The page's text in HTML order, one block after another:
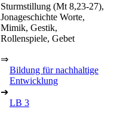
Sturmstillung (Mt 8,23-27),
Jonageschichte Worte,
Mimik, Gestik,
Rollenspiele, Gebet
⇒
Bildung für nachhaltige
Entwicklung
➔
LB 3